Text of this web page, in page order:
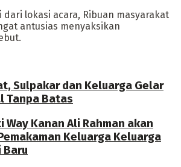
dari lokasi acara, Ribuan masyarakat
antusias menyaksikan
Sulpakar dan Keluarga Gelar
Tanpa Batas
Way Kanan Ali Rahman akan
Keluarga Keluarga
Baru